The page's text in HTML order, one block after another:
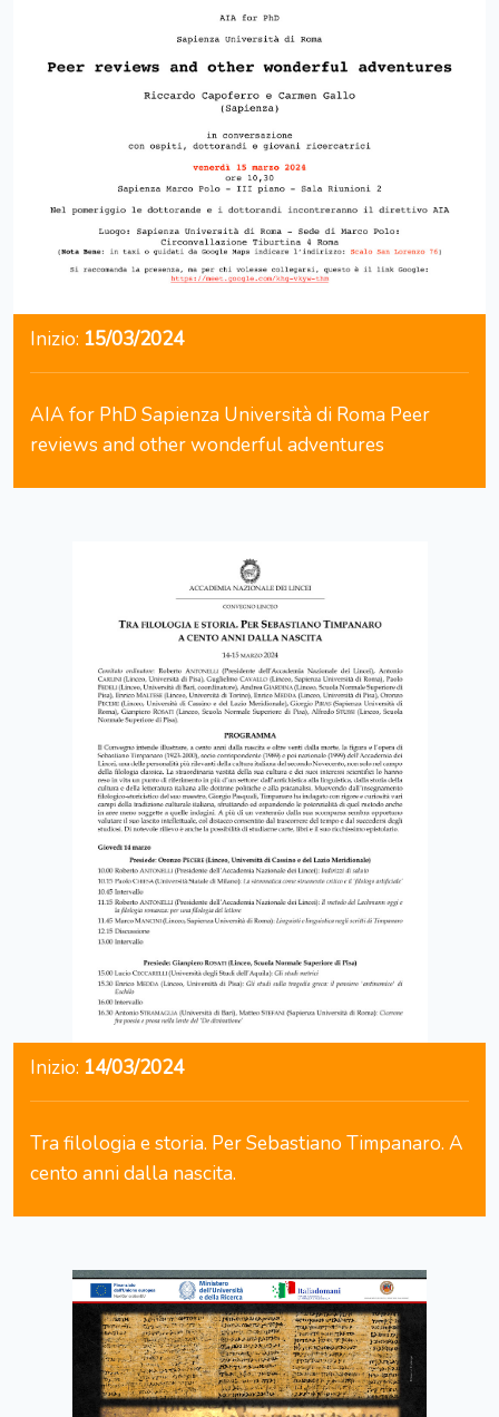
Inizio: 15/03/2024
AIA for PhD Sapienza Università di Roma Peer
reviews and other wonderful adventures
Inizio: 14/03/2024
Tra filologia e storia. Per Sebastiano Timpanaro. A
cento anni dalla nascita.